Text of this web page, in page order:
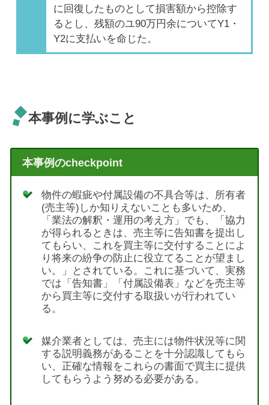
に回復したものとして損害額から控除す
るとし、残額のユ90万円余についてY1・
Y2に支払いを命じた。
本事例に学ぶこと
本事例のcheckpoint
物件の蝦疵や付属設備の不具合等は、所有者
(売主等)しか知りえないことも多いため、
「業法の解釈・運用の考え方」でも、「協力
が得られるときは、売主等に告知書を提出し
てもらい、これを買主等に交付することによ
り将来の紛争の防止に役立てることが望まし
い。」とされている。これに基づいて、実務
では「告知書」「付属設備表」などを売主等
から買主等に交付する取扱いが行われてい
る。
媒介業者としては、売主には物件状況等に関
する説明義務があることを十分認識してもら
い、正確な情報をこれらの書面で買主に提供
してもらうよう努める必要がある。